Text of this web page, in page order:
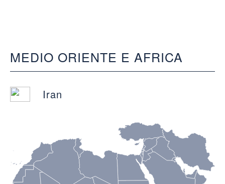
MEDIO ORIENTE E AFRICA
Iran